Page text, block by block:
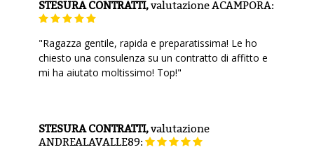
STESURA CONTRATTI,valutazioneACAMPORA:
"Ragazza gentile, rapida e preparatissima! Le ho
chiesto una consulenza su un contratto di affitto e
mi ha aiutato moltissimo! Top!"
STESURA CONTRATTI,valutazione
ANDREALAVALLE89: